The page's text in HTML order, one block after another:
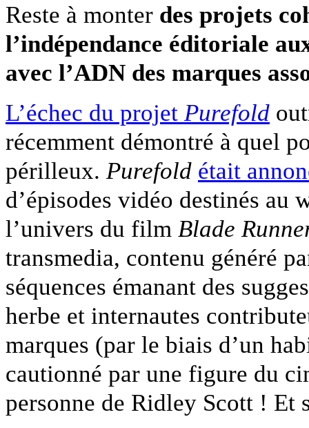
Reste à monter des projets
l’indépendance éditoriale
avec l’ADN des marques
L’échec du projet Purefold
récemment démontré à quel
périlleux. Purefold était
d’épisodes vidéo destinés au
l’univers du film Blade
transmedia, contenu généré
séquences émanant des
herbe et internautes
marques (par le biais d’un
cautionné par une figure du
personne de Ridley Scott ! Et